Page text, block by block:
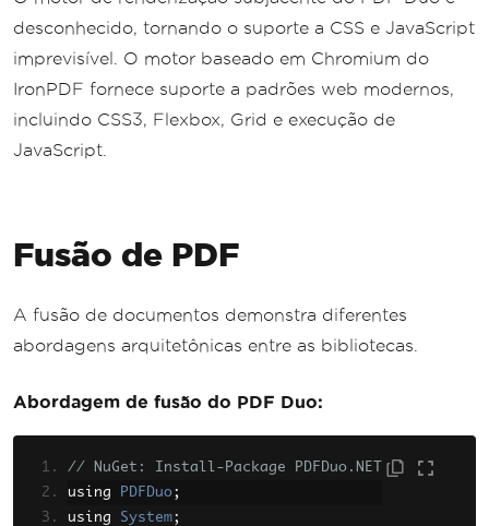
desconhecido, tornando o suporte a CSS e JavaScript
imprevisível. O motor baseado em Chromium do
IronPDF fornece suporte a padrões web modernos,
incluindo CSS3, Flexbox, Grid e execução de
JavaScript.
Fusão de PDF
A fusão de documentos demonstra diferentes
abordagens arquitetônicas entre as bibliotecas.
Abordagem de fusão do PDF Duo:
// NuGet: Install-Package PDFDuo.NET
using
PDFDuo;
using System;